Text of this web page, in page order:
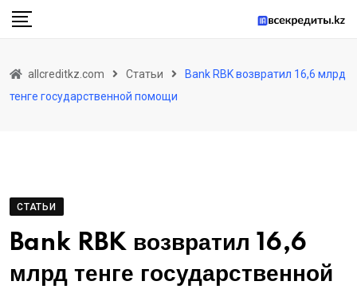
Skip
allcreditkz.com Статьи
Bank RBK возвратил 16,6 млрд
тенге государственной помощи
СТАТЬИ
Bank RBK возвратил 16,6
млрд тенге государственной